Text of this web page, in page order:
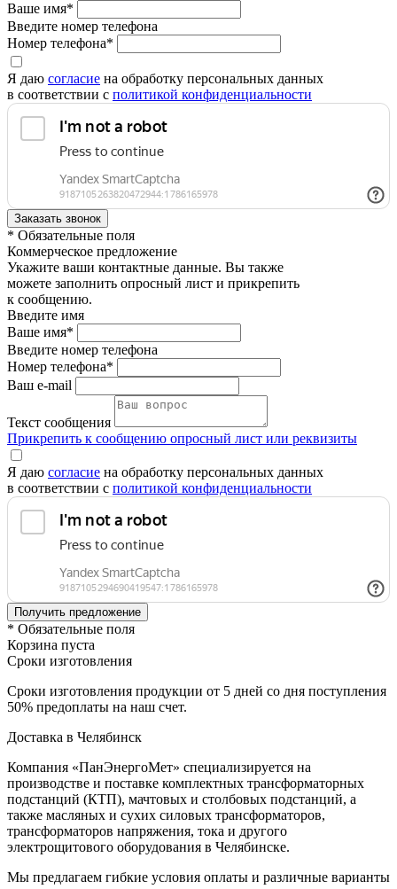
Ваше имя*
Введите номер телефона
Номер телефона*
Я даю согласие на обработку персональных данных
в соответствии с политикой конфиденциальности
* Обязательные поля
Коммерческое предложение
Укажите ваши контактные данные. Вы также
можете заполнить опросный лист и прикрепить
к сообщению.
Введите имя
Ваше имя*
Введите номер телефона
Номер телефона*
Ваш e-mail
Текст сообщения
Прикрепить к сообщению опросный лист или реквизиты
Я даю согласие на обработку персональных данных
в соответствии с политикой конфиденциальности
* Обязательные поля
Корзина пуста
Сроки изготовления
Сроки изготовления продукции от 5 дней со дня поступления
50% предоплаты на наш счет.
Доставка в Челябинск
Компания «ПанЭнергоМет» специализируется на
производстве и поставке комплектных трансформаторных
подстанций (КТП), мачтовых и столбовых подстанций, а
также масляных и сухих силовых трансформаторов,
трансформаторов напряжения, тока и другого
электрощитового оборудования в Челябинске.
Мы предлагаем гибкие условия оплаты и различные варианты